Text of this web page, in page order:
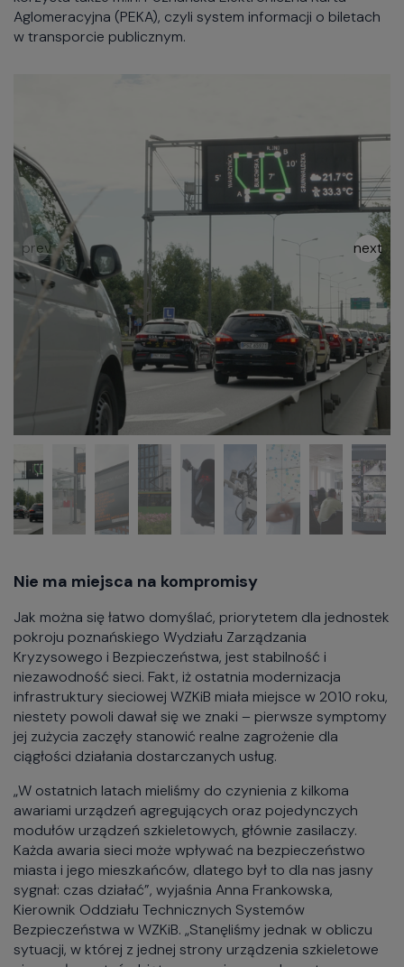
Aglomeracyjna (PEKA), czyli system informacji o biletach
w transporcie publicznym.
Nie ma miejsca na kompromisy
Jak można się łatwo domyślać, priorytetem dla jednostek
pokroju poznańskiego Wydziału Zarządzania
Kryzysowego i Bezpieczeństwa, jest stabilność i
niezawodność sieci. Fakt, iż ostatnia modernizacja
infrastruktury sieciowej WZKiB miała miejsce w 2010 roku,
niestety powoli dawał się we znaki – pierwsze symptomy
jej zużycia zaczęły stanowić realne zagrożenie dla
ciągłości działania dostarczanych usług.
„W ostatnich latach mieliśmy do czynienia z kilkoma
awariami urządzeń agregujących oraz pojedynczych
modułów urządzeń szkieletowych, głównie zasilaczy.
Każda awaria sieci może wpływać na bezpieczeństwo
miasta i jego mieszkańców, dlatego był to dla nas jasny
sygnał: czas działać”, wyjaśnia Anna Frankowska,
Kierownik Oddziału Technicznych Systemów
Bezpieczeństwa w WZKiB. „Stanęliśmy jednak w obliczu
sytuacji, w której z jednej strony urządzenia szkieletowe